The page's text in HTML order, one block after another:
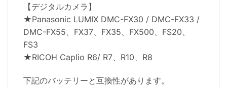
【デジタルカメラ】
★Panasonic LUMIX DMC-FX30 / DMC-FX33 /
DMC-FX55、FX37、FX35、FX500、FS20、
FS3
★RICOH Caplio R6/ R7、R10、R8
下記のバッテリーと互換性があります。